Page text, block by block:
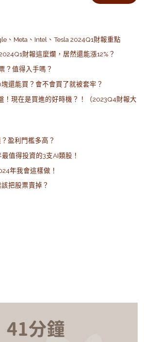
、Meta、Intel、Tesla 2024Q1財報重點
財報這麼爛，居然還能漲12%？
？值得入手嗎？
還能買？會不會買了就被套牢？
！現在是買進的好時機？！（2023Q4財報大
盈利門檻多高？
值得投資的3支AI類股！
年我會這樣做！
把股票賣掉？